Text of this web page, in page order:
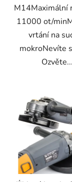
M14Maximální
11000 ot/
vrtání na
mokroNevíte
Ozvěte...